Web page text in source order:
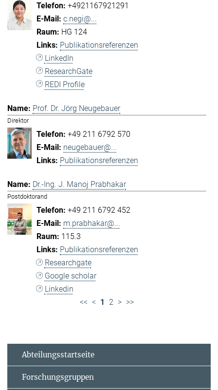
+4921167921291
c.negi@...
HG 124
Publikationsreferenzen
LinkedIn
ResearchGate
REDI Profile
Prof. Dr. Jörg Neugebauer
Direktor
+49 211 6792 570
neugebauer@...
Publikationsreferenzen
Dr.-Ing. J. Manoj Prabhakar
Postdoktorand
+49 211 6792 452
m.prabhakar@...
115.3
Publikationsreferenzen
Researchgate
Google scholar
Linkedin
<< < 1 2 > >>
Abteilungsstartseite
Forschungsgruppen